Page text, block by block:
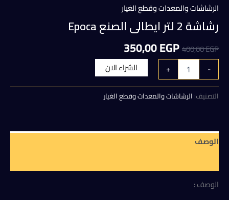
الرشاشات والمعدات وقطع الغيار
رشاشة 2 لتر ايطالى الصنع Epoca
400,00EGP
السعر
الأصلي
هو:
400,00 EGP.
350,00EGP
الحالي
هو:
350,00 EGP.
-
كمية
رشاشة
2
لتر
+ الشراء الان
التصنيف: الرشاشات والمعدات وقطع الغيار
الوصف
الوصف :